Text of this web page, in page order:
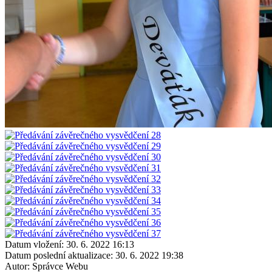
Datum vložení: 30. 6. 2022 16:13
Datum poslední aktualizace: 30. 6. 2022 19:38
Autor: Správce Webu